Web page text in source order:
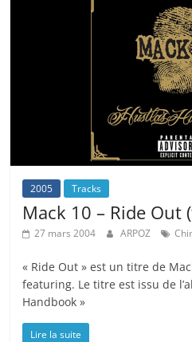
2005 Tracks
Mack 10 – Ride Out
27 mars 2004 ARPOZ
« Ride Out » est un titre de
featuring. Le titre est issu de
Handbook »
Lire la suite